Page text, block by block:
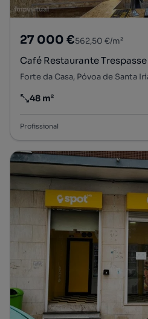
27 000 €562,50 €/m²
Café Restaurante Trespasse
Preço por metro quadrado
48 m²
Profissional